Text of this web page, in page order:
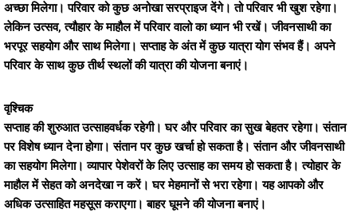
अच्छा मिलेगा। परिवार को कुछ अनोखा सरप्राइज देंगे। तो परिवार भी खुश रहेगा।
लेकिन उत्सव, त्यौहार के माहौल में परिवार वालो का ध्यान भी रखें। जीवनसाथी का
भरपूर सहयोग और साथ मिलेगा। सप्ताह के अंत में कुछ यात्रा योग संभव हैं। अपने
परिवार के साथ कुछ तीर्थ स्थलों की यात्रा की योजना बनाएं।
वृश्चिक
सप्ताह की शुरुआत उत्साहवर्धक रहेगी। घर और परिवार का सुख बेहतर रहेगा। संतान
पर विशेष ध्यान देना होगा। संतान पर कुछ खर्चा हो सकता है। संतान और जीवनसाथी
का सहयोग मिलेगा। व्यापार पेशेवरों के लिए उत्साह का समय हो सकता है। त्योहार के
माहौल में सेहत को अनदेखा न करें। घर मेहमानों से भरा रहेगा। यह आपको और
अधिक उत्साहित महसूस कराएगा। बाहर घूमने की योजना बनाएं।